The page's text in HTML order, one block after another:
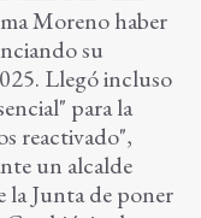
Moreno haber
su
Llegó incluso
para la
reactivado",
un alcalde
la Junta de poner